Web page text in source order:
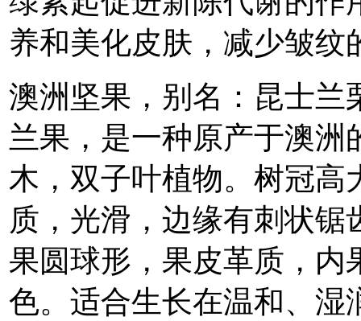
养和美化皮肤，减少皱纹
澳洲坚果，别名：昆士兰
兰果，是一种原产于澳
木，双子叶植物。树冠高
质，光滑，边缘有刺状
果圆球形，果皮革质，内
色。适合生长在温和、湿